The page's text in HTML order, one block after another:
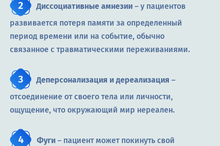
Диссоциативные амнезии – у пациентов
развивается потеря памяти за определенный
период времени или на событие, обычно
связанное с травматическими переживаниями.
Деперсонализация и дереализация –
отсоединение от своего тела или личности,
ощущение, что окружающий мир нереален.
Фуги – пациент может покинуть свой